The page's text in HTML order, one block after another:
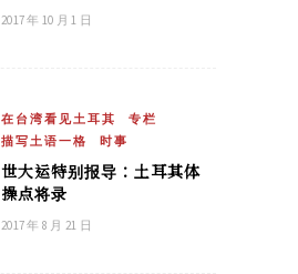
2017 年 10 月 1 日
在台湾看见土耳其
专栏
描写土语一格
时事
世大运特别报导：土耳其体
操点将录
2017 年 8 月 21 日